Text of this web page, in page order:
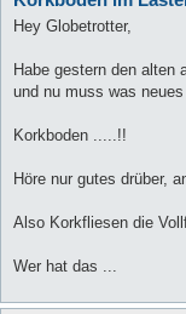
Hey Globetrotter,
Habe gestern den alten
und nu muss was
Korkboden .....!!
Höre nur gutes drüber,
Also Korkfliesen die
Wer hat das ...